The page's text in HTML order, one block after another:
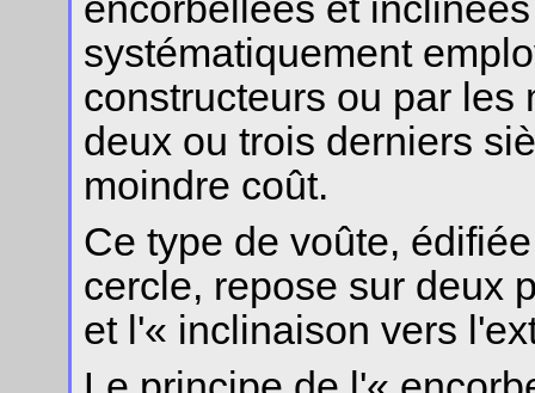
encorbellées et
systématiquement
constructeurs ou par les
deux ou trois derniers
moindre coût.
Ce type de voûte,
cercle, repose sur deux
et l'« inclinaison vers